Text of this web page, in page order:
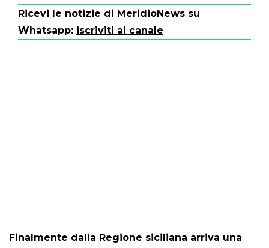
Ricevi le notizie di MeridioNews su
Whatsapp: iscriviti al canale
Finalmente dalla Regione siciliana arriva una